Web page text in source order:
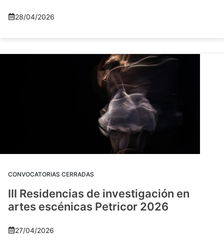
28/04/2026
CONVOCATORIAS CERRADAS
III Residencias de investigación en
artes escénicas Petricor 2026
27/04/2026